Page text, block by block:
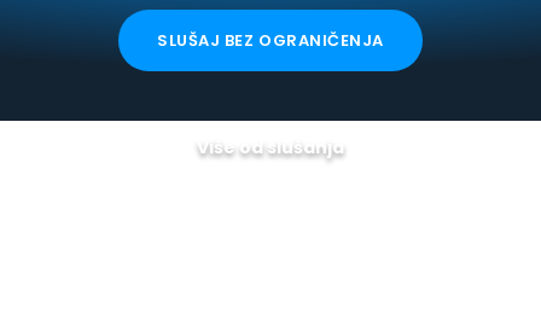
SLUŠAJ BEZ OGRANIČENJA
Više od slušanja